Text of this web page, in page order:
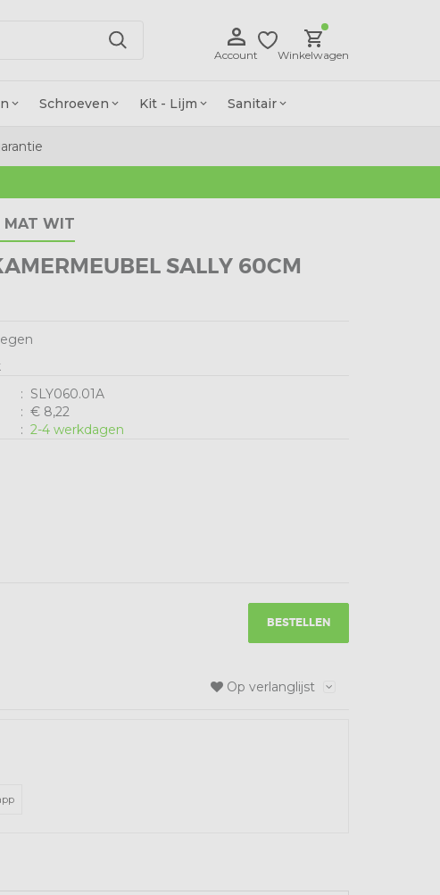
Account Winkelwagen
Schroeven Kit - Lijm Sanitair
MAT WIT
SALLY 60CM
: SLY060.01A
: € 8,22
: 2-4 werkdagen
BESTELLEN
Op verlanglijst